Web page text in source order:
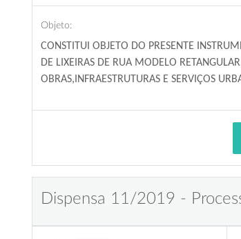
Objeto:
CONSTITUI OBJETO DO PRESENTE
DE LIXEIRAS DE RUA MODELO
OBRAS,INFRAESTRUTURAS E SERVIÇOS
Dispensa 11/2019 -